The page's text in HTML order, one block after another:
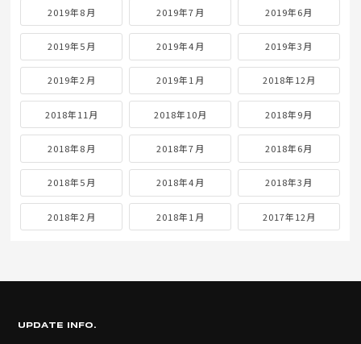
2019年8月 2019年7月 2019年6月
2019年5月 2019年4月 2019年3月
2019年2月 2019年1月 2018年12月
2018年11月 2018年10月 2018年9月
2018年8月 2018年7月 2018年6月
2018年5月 2018年4月 2018年3月
2018年2月 2018年1月 2017年12月
UPDATE INFO.